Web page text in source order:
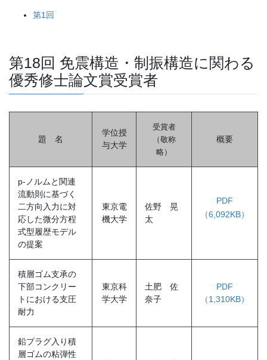
第1回
第18回 免震構造・制振構造に関わる
優秀修士論文賞受賞者
題 名
学位授
与大学
受賞者
（敬称
略 ）
概要
p-ノルムと関連
流動則に基づく
二方向入力に対
応した微分方程
式型履歴モデル
の提案
東京電
機大学
佐野 晃
太
PDF
（6,092KB）
積層ゴム支承の
下部コンクリー
トにおける支圧
耐力
東京科
学大学
土肥 佐
奈子
PDF
（1,310KB）
鉛プラグ入り積
層ゴムの粘弾性